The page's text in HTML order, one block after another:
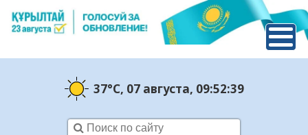
37°C, 07 августа, 09:52:39